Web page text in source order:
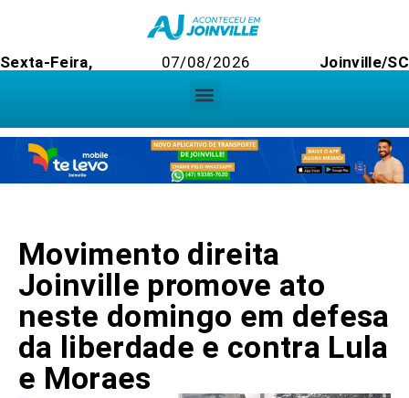
Sexta-Feira, 07/08/2026 Joinville/SC
Movimento direita
Joinville promove ato
neste domingo em defesa
da liberdade e contra Lula
e Moraes